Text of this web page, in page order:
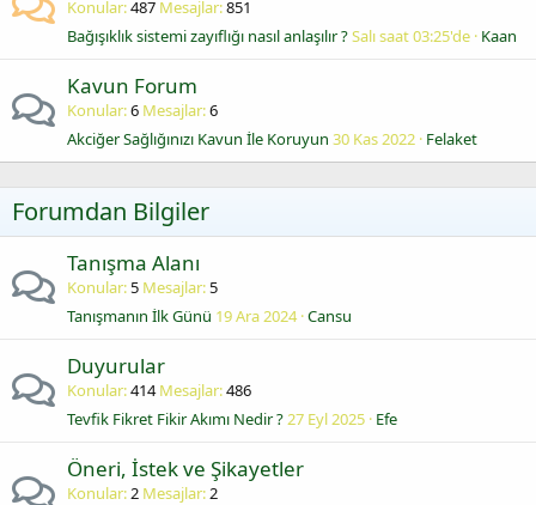
Konular 487 Mesajlar 851
Bağışıklık sistemi zayıflığı nasıl anlaşılır ?Salı saat 03:25'de Kaan
Kavun Forum
Konular 6 Mesajlar 6
Akciğer Sağlığınızı Kavun İle Koruyun 30 Kas 2022 Felaket
Forumdan Bilgiler
Tanışma Alanı
Konular 5 Mesajlar 5
Tanışmanın İlk Günü 19 Ara 2024 Cansu
Duyurular
Konular 414 Mesajlar 486
Tevfik Fikret Fikir Akımı Nedir ?27 Eyl 2025 Efe
Öneri, İstek ve Şikayetler
Konular 2 Mesajlar 2